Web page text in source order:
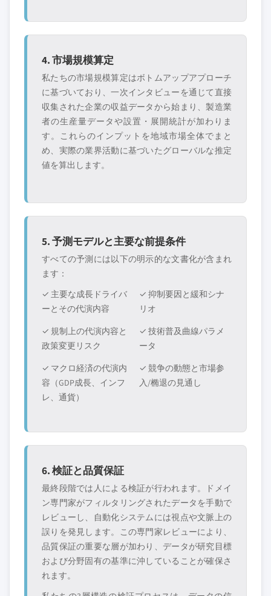
4. 市場規模算定
私たちの市場規模算定はボトムアップアプローチ
に基づいており、一次インタビューを通じて直接
収集された企業の収益データから始まり、製造業
者の生産量データや設置・展開統計が加わりま
す。これらのインプットを地域市場全体でまと
め、実際の業界活動に基づいたグローバルな推定
値を算出します。
5. 予測モデルと主要な前提条件
すべての予測には以下の明示的な文書化が含まれ
ます：
✓ 主要な成長ドライバ
ーとその代演内容
✓ 抑制要因と緩和シナ
リオ
✓ 規制上の代演内容と
政策変更リスク
✓ 技術普及曲線パラメ
ータ
✓ マクロ経済の代演内
容（GDP成長、インフ
レ、通貨）
✓ 競争の動態と市場参
入/椭退の見通し
6. 検証と品質保証
最終段階では人による検証が行われます。ドメイ
ン専門家がフィルタリングされたデータを手動で
レビューし、自動化システムには視点や文脈上の
誤りを発見します。この専門家レビューにより、
品質保証の重要な層が加わり、データが研究目標
および分野固有の基準に沖していることが確保さ
れます。